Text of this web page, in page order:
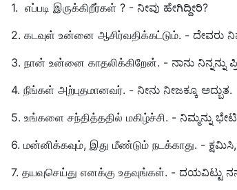
1. எப்படி இருக்கிறீர்கள் ? - ನೀವು ಹೇಗಿದ್ದೀರಿ?
2. கடவுள் உன்னை ஆசிர்வதிக்கட்டும். - ದೇವರು
3. நான் உன்னை காதலிக்கிறேன். - ನಾನು ನಿನ್ನನ್ನು
4. நீங்கள் அற்புதமானவர். - ನೀನು ನೀಜಕ್ಕೂ ಅದ್ಬುತ.
5. உங்களை சந்தித்ததில் மகிழ்ச்சி. - ನಿಮ್ಮನ್ನು
6. மன்னிக்கவும், இது மீண்டும் நடக்காது. -
7. தயவுசெய்து எனக்கு உதவுங்கள். - ದಯವಿಟ್ಟು